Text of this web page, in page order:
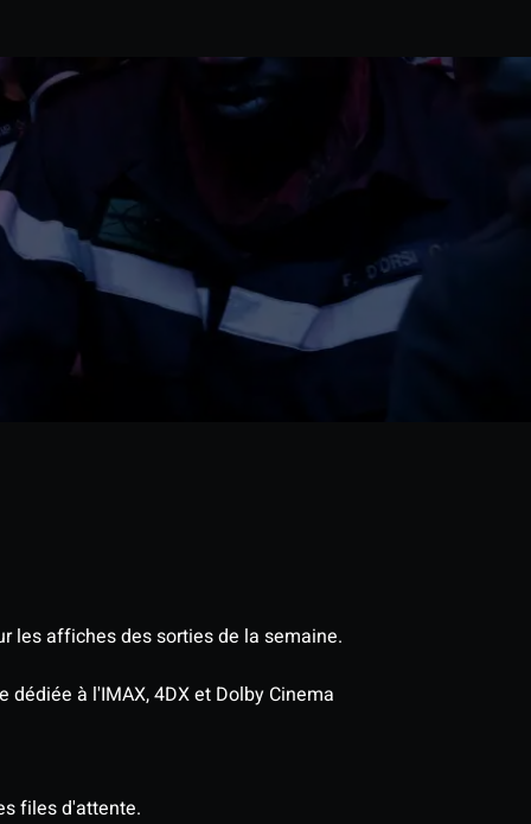
les affiches des sorties de la semaine.
à l'IMAX, 4DX et Dolby Cinema
files d'attente.